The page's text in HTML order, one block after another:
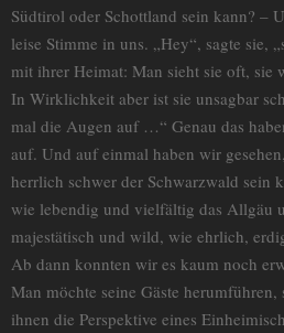
Südtirol oder Schottland sein kann? –
leise Stimme in uns. „Hey“, sagte sie,
mit ihrer Heimat: Man sieht sie oft, sie
In Wirklichkeit aber ist sie unsagbar
mal die Augen auf …“ Genau das
auf. Und auf einmal haben wir
herrlich schwer der Schwarzwald sein
wie lebendig und vielfältig das Allgäu
majestätisch und wild, wie ehrlich,
Ab dann konnten wir es kaum noch
Man möchte seine Gäste
ihnen die Perspektive eines